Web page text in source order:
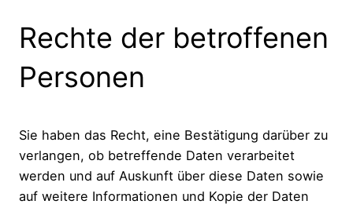
Rechte der betroffenen
Personen
Sie haben das Recht, eine Bestätigung darüber zu
verlangen, ob betreffende Daten verarbeitet
werden und auf Auskunft über diese Daten sowie
auf weitere Informationen und Kopie der Daten